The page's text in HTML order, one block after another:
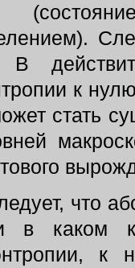
к
стать
что
в каком
к